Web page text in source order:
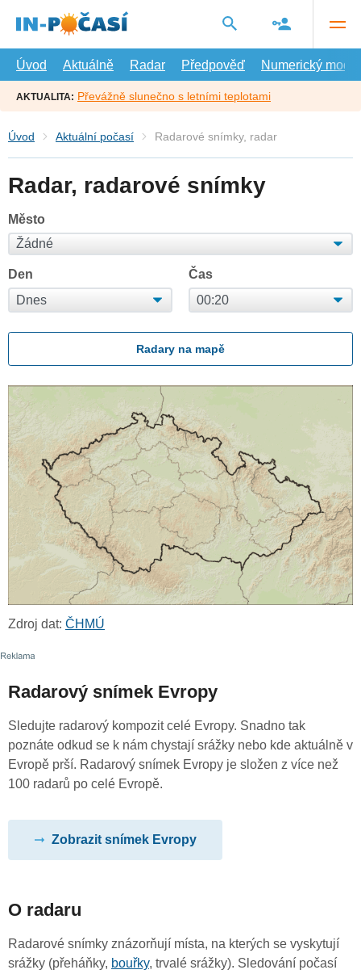
hlavní
Úvod
Aktuálně Radar Předpověď Numerický model
AKTUALITA: Převážně slunečno s letními teplotami
Úvod Aktuální počasí Radarové snímky, radar
Radar, radarové snímky
Město
Den Čas
Radary na mapě
Zdroj dat: ČHMÚ
Radarový snímek Evropy
Sledujte radarový kompozit celé Evropy. Snadno tak
poznáte odkud se k nám chystají srážky nebo kde aktuálně v
Evropě prší. Radarový snímek Evropy je složen z více než
100 radarů po celé Evropě.
Zobrazit snímek Evropy
O radaru
Radarové snímky znázorňují místa, na kterých se vyskytují
srážky (přeháňky, bouřky, trvalé srážky). Sledování počasí